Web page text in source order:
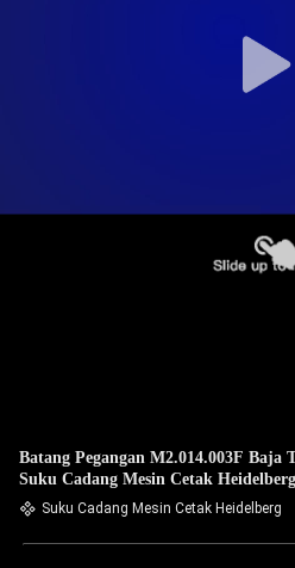
Batang Pegangan M2.014.003F Baja
Suku Cadang Mesin Cetak
Suku Cadang Mesin Cetak Heidelberg